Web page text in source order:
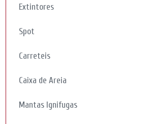
Extintores
Spot
Carreteis
Caixa de Areia
Mantas Ignifugas